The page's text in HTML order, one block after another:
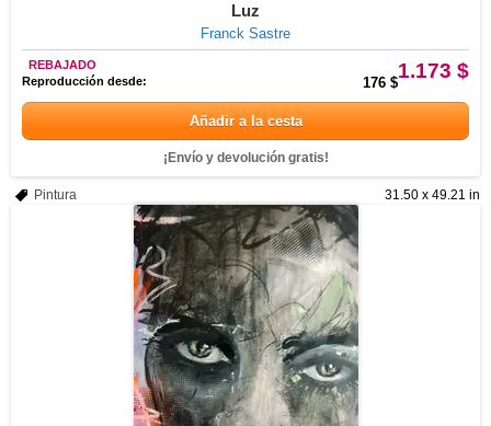
Luz
Franck Sastre
1.173 $
REBAJADO
Reproducción desde:
176 $
Añadir a la cesta
¡Envío y devolución gratis!
31.50 x 49.21 in
Pintura